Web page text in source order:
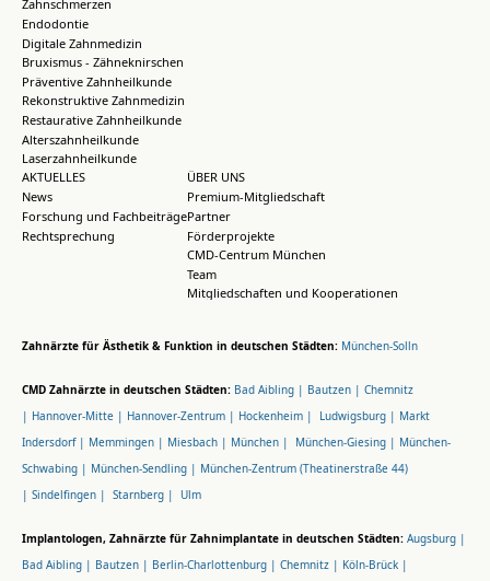
Zahnschmerzen
Endodontie
Digitale Zahnmedizin
Bruxismus - Zähneknirschen
Präventive Zahnheilkunde
Rekonstruktive Zahnmedizin
Restaurative Zahnheilkunde
Alterszahnheilkunde
Laserzahnheilkunde
AKTUELLES
News
Forschung und Fachbeiträge
Rechtsprechung
ÜBER UNS
Premium-Mitgliedschaft
Partner
Förderprojekte
CMD-Centrum München
Team
Mitgliedschaften und Kooperationen
Zahnärzte für Ästhetik & Funktion in deutschen Städten: München-Solln
CMD Zahnärzte in deutschen Städten: Bad Aibling | Bautzen | Chemnitz
| Hannover-Mitte | Hannover-Zentrum | Hockenheim | Ludwigsburg | Markt
Indersdorf | Memmingen | Miesbach | München | München-Giesing | München-
Schwabing | München-Sendling | München-Zentrum (Theatinerstraße 44)
| Sindelfingen | Starnberg | Ulm
Implantologen, Zahnärzte für Zahnimplantate in deutschen Städten: Augsburg |
Bad Aibling | Bautzen | Berlin-Charlottenburg | Chemnitz | Köln-Brück |